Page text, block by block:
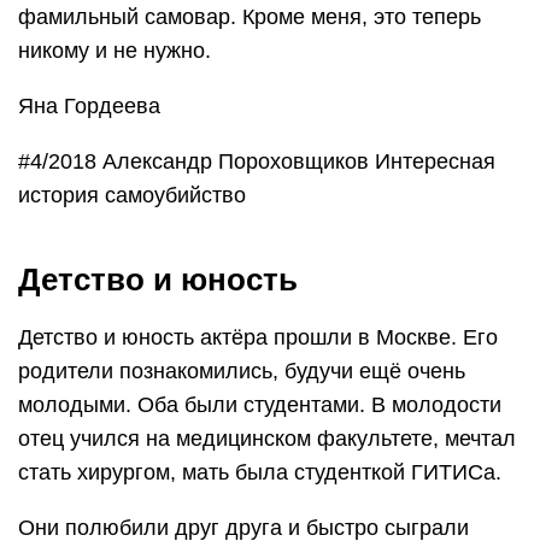
фамильный самовар. Кроме меня, это теперь
никому и не нужно.
Яна Гордеева
#4/2018 Александр Пороховщиков Интересная
история самоубийство
Детство и юность
Детство и юность актёра прошли в Москве. Его
родители познакомились, будучи ещё очень
молодыми. Оба были студентами. В молодости
отец учился на медицинском факультете, мечтал
стать хирургом, мать была студенткой ГИТИСа.
Они полюбили друг друга и быстро сыграли